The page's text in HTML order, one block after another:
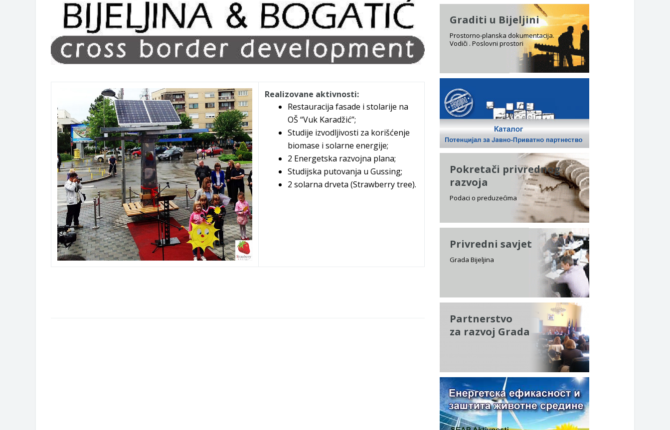
Realizovane aktivnosti:
Restauracija fasade i stolarije na
OŠ “Vuk Karadžić”;
Studije izvodljivosti za korišćenje
biomase i solarne energije;
2 Energetska razvojna plana;
Studijska putovanja u Gussing;
2 solarna drveta (Strawberry tree).
Graditi u Bijeljini
Prostorno-planska dokumentacija.
Vodiči . Poslovni prostori
Pokretači privrednog
razvoja
Podaci o preduzećima
Privredni savjet
Grada Bijeljina
Partnerstvo
za razvoj Grada